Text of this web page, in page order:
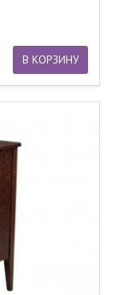
В КОРЗИНУ